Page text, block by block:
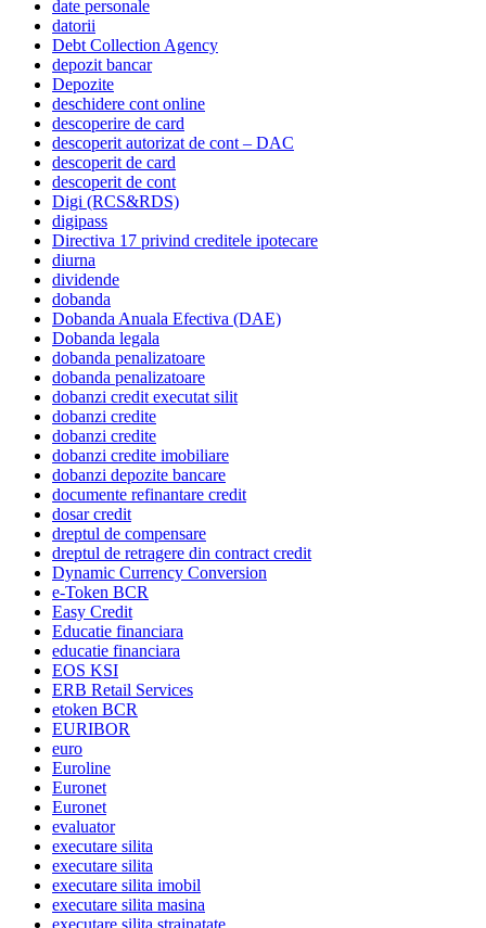
date personale
datorii
Debt Collection Agency
depozit bancar
Depozite
deschidere cont online
descoperire de card
descoperit autorizat de cont – DAC
descoperit de card
descoperit de cont
Digi (RCS&RDS)
digipass
Directiva 17 privind creditele ipotecare
diurna
dividende
dobanda
Dobanda Anuala Efectiva (DAE)
Dobanda legala
dobanda penalizatoare
dobanda penalizatoare
dobanzi credit executat silit
dobanzi credite
dobanzi credite
dobanzi credite imobiliare
dobanzi depozite bancare
documente refinantare credit
dosar credit
dreptul de compensare
dreptul de retragere din contract credit
Dynamic Currency Conversion
e-Token BCR
Easy Credit
Educatie financiara
educatie financiara
EOS KSI
ERB Retail Services
etoken BCR
EURIBOR
euro
Euroline
Euronet
Euronet
evaluator
executare silita
executare silita
executare silita imobil
executare silita masina
executare silita strainatate